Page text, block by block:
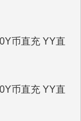
币直充 YY直
币直充 YY直